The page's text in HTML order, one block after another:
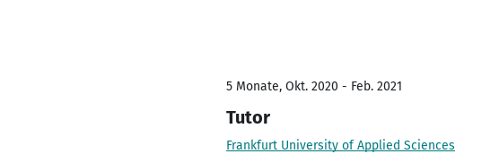
5 Monate, Okt. 2020 - Feb. 2021
Tutor
Frankfurt University of Applied Sciences